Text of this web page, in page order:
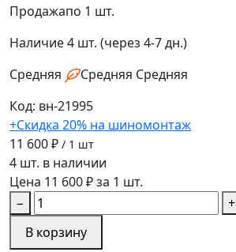
Продажапо 1 шт.
Наличие4 шт. (через 4-7 дн.)
Средняя
Средняя Средняя
Код: вн-21995
+Скидка 20% на шиномонтаж
11 600 ₽ / 1 шт
4 шт. в наличии
Цена 11 600 ₽ за 1 шт.
−
+
В корзину